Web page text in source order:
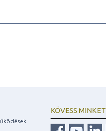
KÖVESS MINKET